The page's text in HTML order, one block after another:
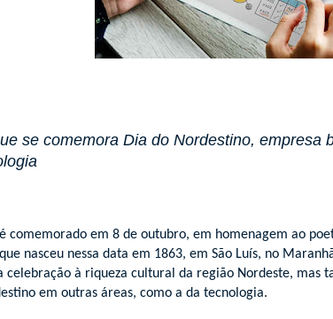
se comemora Dia do Nordestino, empresa
comemorado em 8 de outubro, em homenagem ao
nasceu nessa data em 1863, em São Luís, no
celebração à riqueza cultural da região Nordeste, mas
em outras áreas, como a da tecnologia.